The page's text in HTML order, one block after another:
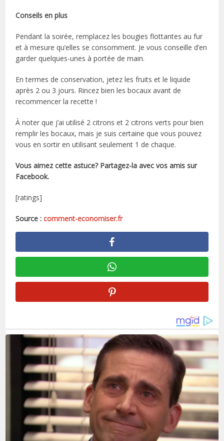
Conseils en plus
Pendant la soirée, remplacez les bougies flottantes au fur
et à mesure qu’elles se consomment. Je vous conseille d’en
garder quelques-unes à portée de main.
En termes de conservation, jetez les fruits et le liquide
après 2 ou 3 jours. Rincez bien les bocaux avant de
recommencer la recette !
À noter que j’ai utilisé 2 citrons et 2 citrons verts pour bien
remplir les bocaux, mais je suis certaine que vous pouvez
vous en sortir en utilisant seulement 1 de chaque.
Vous aimez cette astuce? Partagez-la avec vos amis sur
Facebook.
[ratings]
Source :comment-economiser.fr